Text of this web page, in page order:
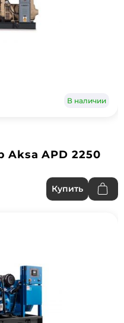
В наличии
Aksa APD 2250
Купить